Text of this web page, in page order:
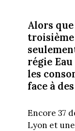
Alors
troisième
régie
les
face à
Encore 37
Lyon et